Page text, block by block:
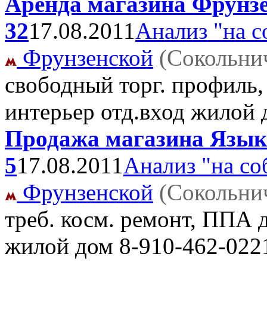
3217.08.2011Анализ "на
Фрунзенской
свободный торг.
интерьер отд.вход
Продажа магазина
517.08.2011Анализ "на
Фрунзенской
треб. косм. ремонт, ППА
жилой дом 8-910-462-